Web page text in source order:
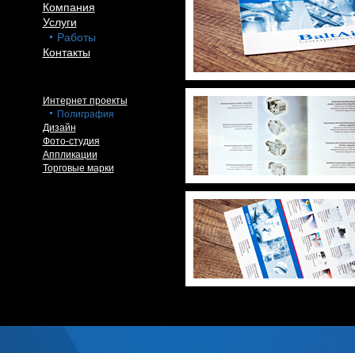
Компания
Услуги
Работы
Контакты
Интернет проекты
Полиграфия
Дизайн
Фото-студия
Аппликации
Торговые марки